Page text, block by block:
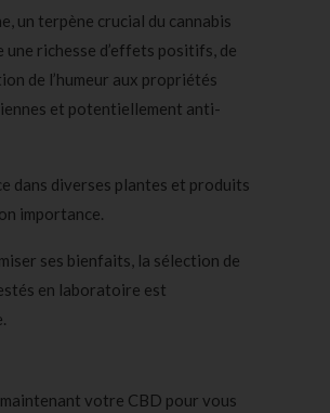
un terpène crucial du cannabis
une richesse d’effets positifs, de
de l’humeur aux propriétés
et potentiellement anti-
dans diverses plantes et produits
importance.
ses bienfaits, la sélection de
en laboratoire est
votre CBD pour vous